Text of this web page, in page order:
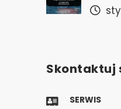
Skontaktuj
SERWIS